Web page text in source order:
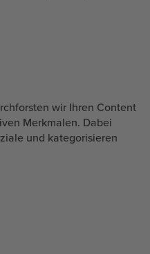
wir Ihren Content
Merkmalen. Dabei
und kategorisieren